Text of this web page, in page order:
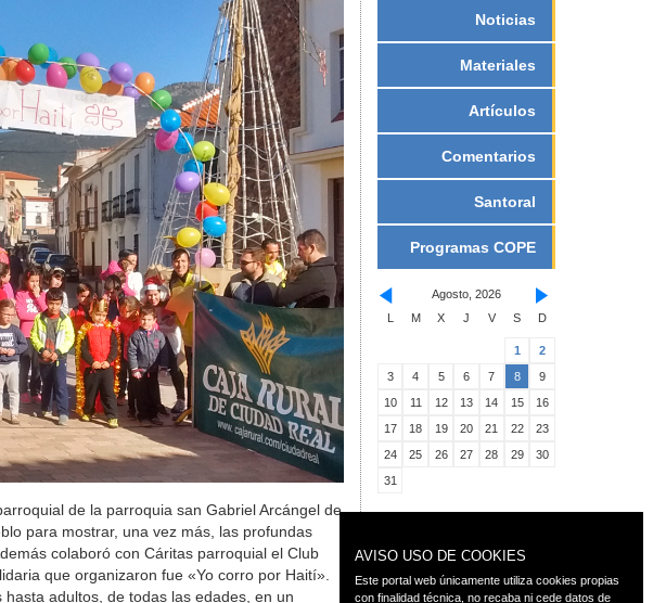
de la parroquia san Gabriel Arcángel de
para mostrar, una vez más, las profundas
colaboró con Cáritas parroquial el Club
que organizaron fue «Yo corro por Haití».
adultos, de todas las edades, en un
Noticias
Materiales
Artículos
Comentarios
Santoral
Programas COPE
Agosto, 2026
L
M X J V S D
1
2
3
4 5 6 7 8
9
10
11 12 13 14 15
16
17
18 19 20 21 22
23
24
25 26 27 28 29
30
31
AVISO USO DE COOKIES
Este portal web únicamente utiliza cookies propias
con finalidad técnica, no recaba ni cede datos de